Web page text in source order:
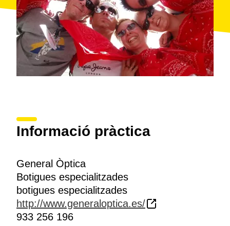
Informació pràctica
General Òptica
Botigues especialitzades
botigues especialitzades
http://www.generaloptica.es/
933 256 196